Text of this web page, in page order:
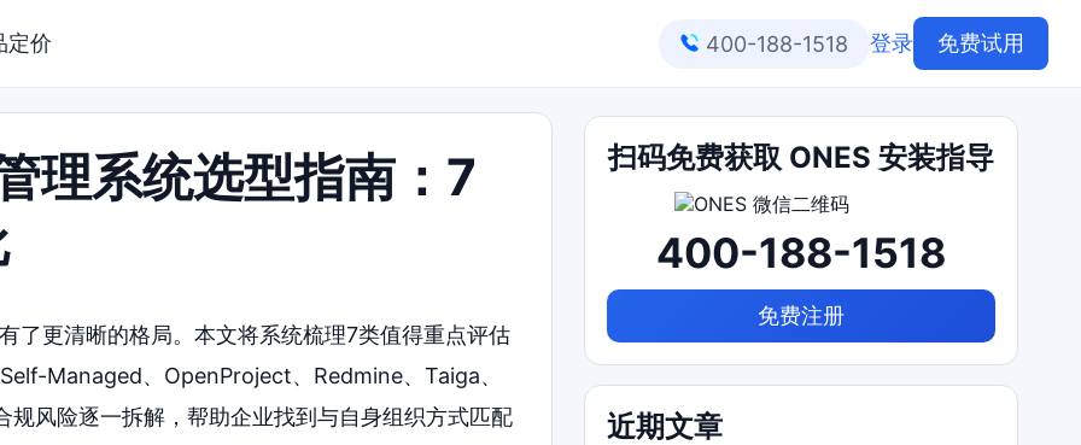
定价 400-188-1518 登录 免费试用
理系统选型指南：7
了更清晰的格局。本文将系统梳理7类值得重点评估
Managed、OpenProject、Redmine、Taiga、
风险逐一拆解，帮助企业找到与自身组织方式匹配
扫码免费获取 ONES 安装指导
400-188-1518
免费注册
近期文章